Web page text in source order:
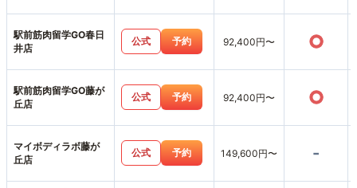
駅前筋肉留学GO春日
井店
公式 予約 92,400円〜 ○
駅前筋肉留学GO藤が
丘店
公式 予約 92,400円〜 ○
マイボディラボ藤が
丘店
公式 予約 149,600円〜 -